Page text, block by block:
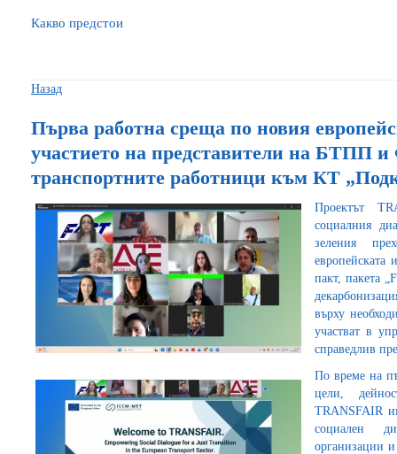
Какво предстои
Назад
Първа работна среща по новия
участието на представители на БТПП и
транспортните работници към КТ
Проектът
социалния
зеления
европейската
пакт, пакета
върху
участват в
справедлив
По време на
цели,
TRANSFAIR
социален
организации